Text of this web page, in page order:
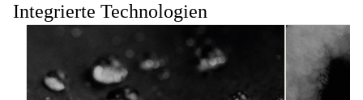
Integrierte Technologien